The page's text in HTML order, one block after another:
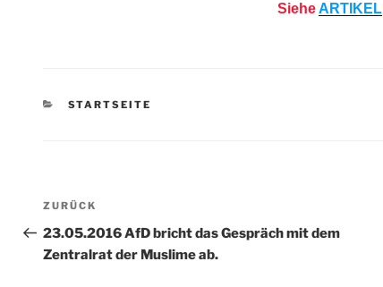
SieheARTIKEL
KATEGORIEN
STARTSEITE
Beitragsnavigation
Vorheriger
Beitrag
ZURÜCK
23.05.2016 AfD bricht das Gespräch mit dem
Zentralrat der Muslime ab.